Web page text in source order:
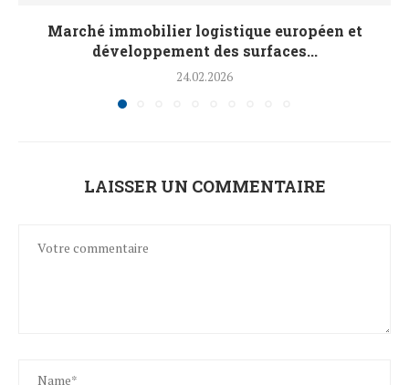
Marché immobilier logistique européen et
développement des surfaces...
24.02.2026
LAISSER UN COMMENTAIRE